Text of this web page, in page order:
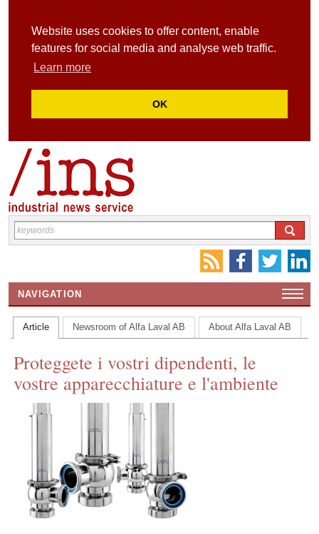
Website uses cookies to offer content, enable
features for social media and analyse web traffic.
Learn more
OK
NAVIGATION
HOME
CONTACT US
INS MAIN WEBSITE
ABOUT US
Article Newsroom of Alfa Laval AB About Alfa Laval AB
Proteggete i vostri dipendenti, le
vostre apparecchiature e l'ambiente